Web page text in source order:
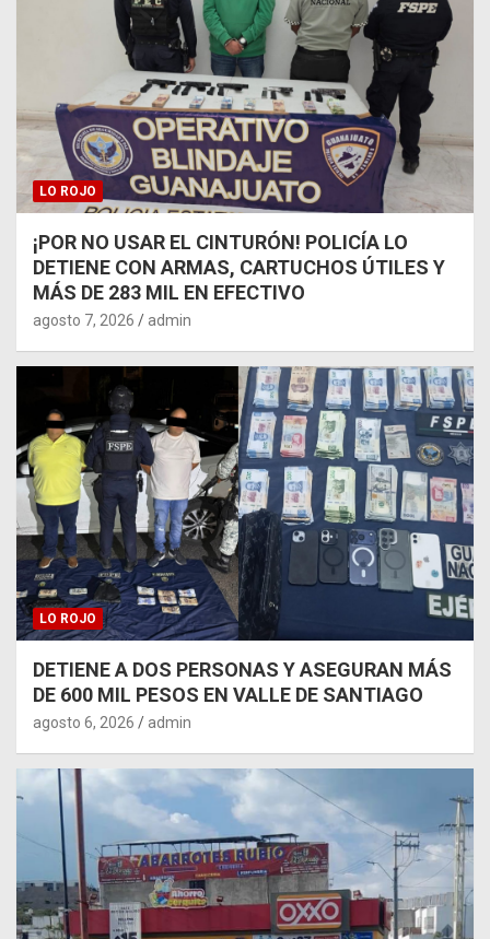
LO ROJO
¡POR NO USAR EL CINTURÓN! POLICÍA LO
DETIENE CON ARMAS, CARTUCHOS ÚTILES Y
MÁS DE 283 MIL EN EFECTIVO
agosto 7, 2026 admin
LO ROJO
DETIENE A DOS PERSONAS Y ASEGURAN MÁS
DE 600 MIL PESOS EN VALLE DE SANTIAGO
agosto 6, 2026 admin